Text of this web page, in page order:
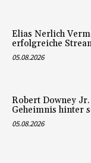
Elias Nerlich
erfolgreiche
05.08.2026
Robert Downey
Geheimnis hinter
05.08.2026